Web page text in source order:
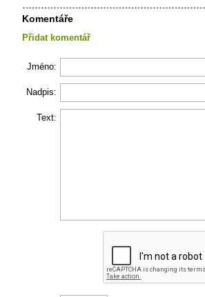
Komentáře
Přidat komentář
Jméno:
Nadpis:
Text: